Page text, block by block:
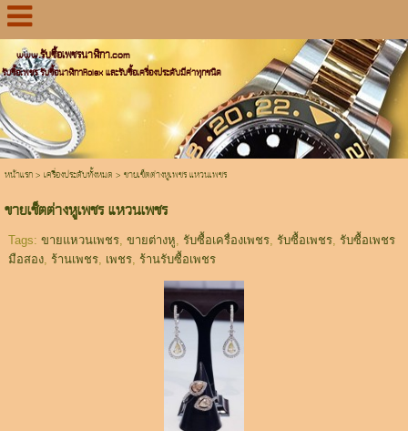
www.รับซื้อเพชรนาฬิกา.com
รับซื้อเพชร รับซื้อนาฬิกาRolex และรับซื้อเครื่องประดับมีค่าทุกชนิด
หน้าแรก> เครื่องประดับทั้งหมด > ขายเช็ตต่างหูเพชร แหวนเพชร
ขายเช็ตต่างหูเพชร แหวนเพชร
Tags: ขายแหวนเพชร, ขายต่างหู รับซื้อเครื่องเพชร, รับซื้อเพชร, รับซื้อเพชร
มือสอง, ร้านเพชร, เพชร, ร้านรับซื้อเพชร